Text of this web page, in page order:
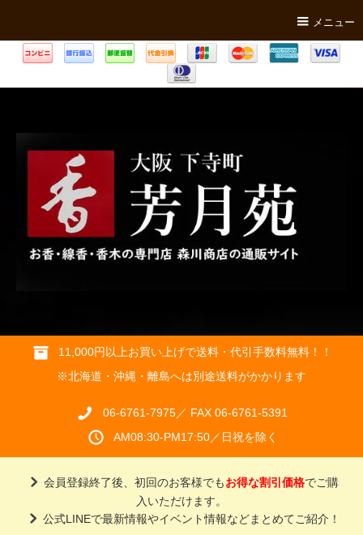
メニュー
11,000円以上お買い上げで送料・代引手数料無料！！
※北海道・沖縄・離島へは別途送料がかかります
06-6761-7975／ FAX 06-6761-5391
AM08:30-PM17:50／日祝を除く
会員登録終了後、初回のお客様でもお得な割引価格でご購
入いただけます。
公式LINEで最新情報やイベント情報などまとめてご紹介！